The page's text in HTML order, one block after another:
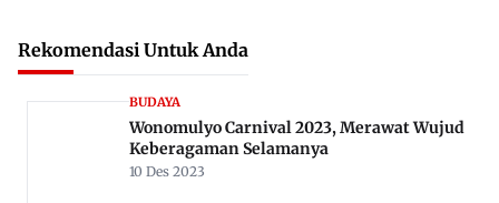
Rekomendasi Untuk Anda
BUDAYA
Wonomulyo Carnival 2023, Merawat Wujud
Keberagaman Selamanya
10 Des 2023